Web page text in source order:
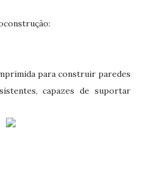
para construir paredes
capazes de suportar